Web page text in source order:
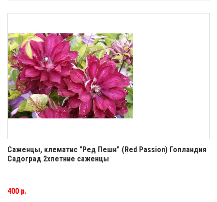
Саженцы, клематис "Ред Пешн" (Red Passion) Голландия
Садоград 2хлетние саженцы
400 р.